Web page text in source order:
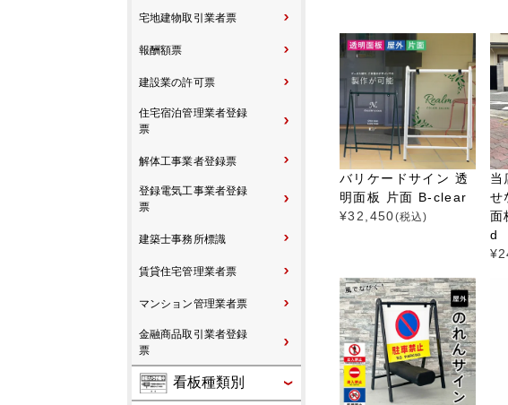
宅地建物取引業者票
報酬額票
建設業の許可票
住宅宿泊管理業者登録
票
解体工事業者登録票
登録電気工事業者登録
票
建築士事務所標識
賃貸住宅管理業者票
マンション管理業者票
金融商品取引業者登録
票
看板種類別
バリケードサイン 透
明面板 片面 B-clear
¥32,450(税込)
当
せ
面
d
¥